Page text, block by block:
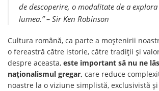
de descoperire, o modalitate de a
lumea.” – Sir Ken Robinson
Cultura română, ca parte a moștenirii
o fereastră către istorie, către tradiții și
despre aceasta, este important să nu ne
naționalismul gregar, care reduce
noastre la o viziune simplistă, exclusivistă